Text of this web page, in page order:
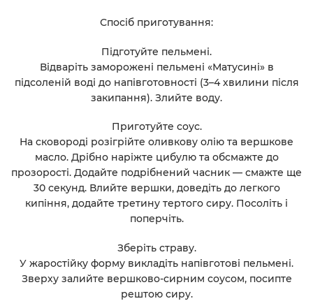
Спосіб приготування:
Підготуйте пельмені.
Відваріть заморожені пельмені «Матусині» в
підсоленій воді до напівготовності (3–4 хвилини після
закипання). Злийте воду.
Приготуйте соус.
На сковороді розігрійте оливкову олію та вершкове
масло. Дрібно наріжте цибулю та обсмажте до
прозорості. Додайте подрібнений часник — смажте ще
30 секунд. Влийте вершки, доведіть до легкого
кипіння, додайте третину тертого сиру. Посоліть і
поперчіть.
Зберіть страву.
У жаростійку форму викладіть напівготові пельмені.
Зверху залийте вершково-сирним соусом, посипте
рештою сиру.